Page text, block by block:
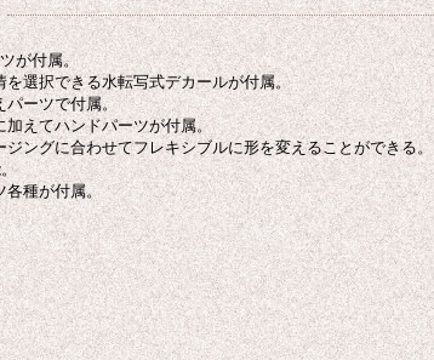
が付属。
選択できる水転写式デカールが付属。
パーツで付属。
えてハンドパーツが付属。
ングに合わせてフレキシブルに形を変えることができる。
各種が付属。